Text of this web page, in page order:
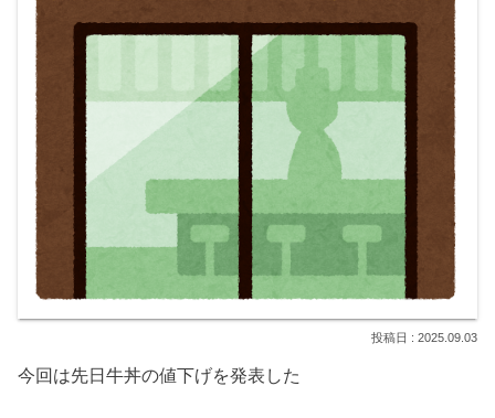
2025.09.03
今回は先日牛丼の値下げを発表した